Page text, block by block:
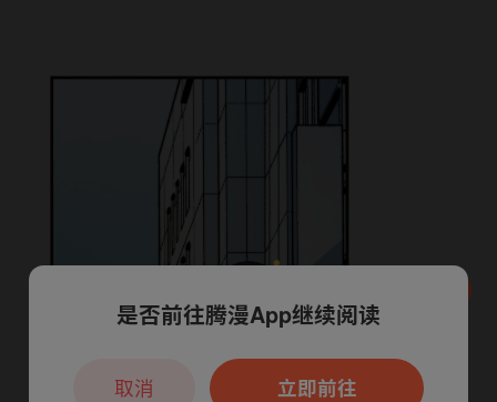
本章节仅支持App阅读，可打开App新用
户7天免费看
是否前往腾漫App继续阅读
立即前往
取消